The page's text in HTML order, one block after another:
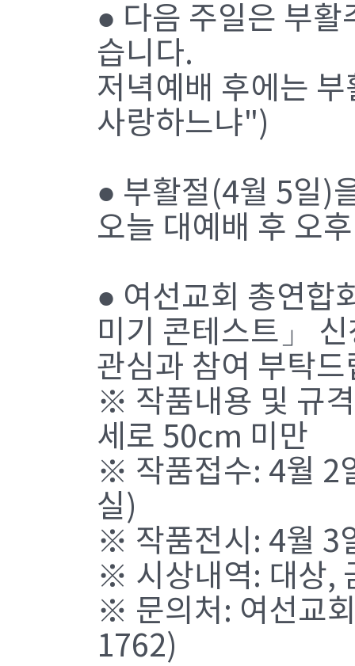
● 다음 주일은 부
습니다.
저녁예배 후에는
사랑하느냐")
● 부활절(4월 5일)
오늘 대예배 후 오
● 여선교회 총연합
미기 콘테스트」
관심과 참여 부탁
※ 작품내용 및 규
세로 50cm 미만
※ 작품접수: 4월 2
실)
※ 작품전시: 4월 3
※ 시상내역: 대상,
※ 문의처: 여선교
1762)